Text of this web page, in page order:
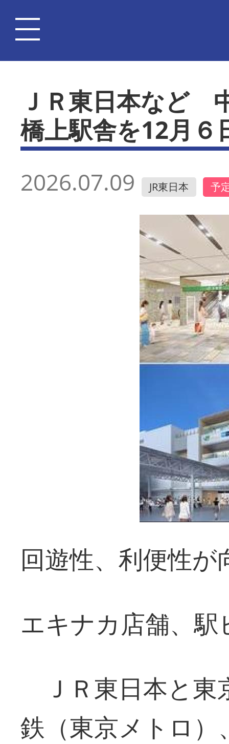
ＪＲ東日本など
橋上駅舎を12月６
2026.07.09 JR東日本 予
回遊性、利便性が
エキナカ店舗、
ＪＲ東日本と東
鉄（東京メトロ）